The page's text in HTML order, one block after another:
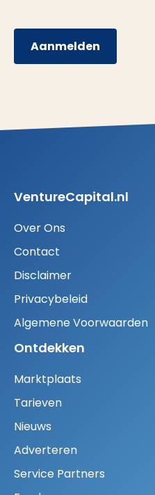
Aanmelden
VentureCapital.nl
Over Ons
Contact
Disclaimer
Privacybeleid
Algemene Voorwaarden
Ontdekken
Marktplaats
Tarieven
Nieuws
Adverteren
Service Partners